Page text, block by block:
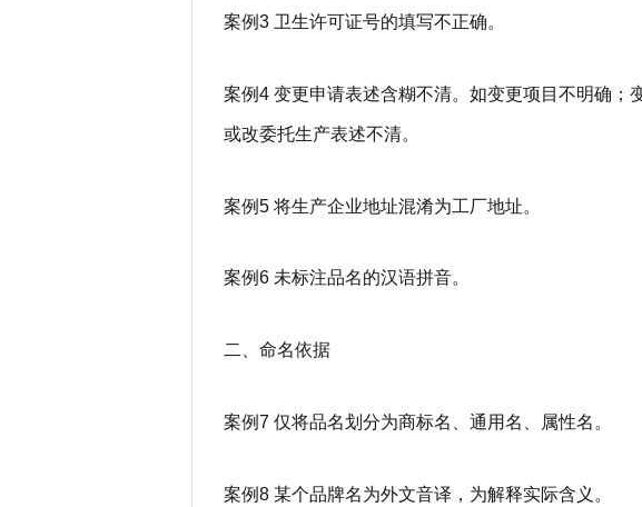
案例3 卫生许可证号的填写不正确。
案例4 变更申请表述含糊不清。如变更项目不明确；
或改委托生产表述不清。
案例5 将生产企业地址混淆为工厂地址。
案例6 未标注品名的汉语拼音。
二、命名依据
案例7 仅将品名划分为商标名、通用名、属性名。
案例8 某个品牌名为外文音译，为解释实际含义。